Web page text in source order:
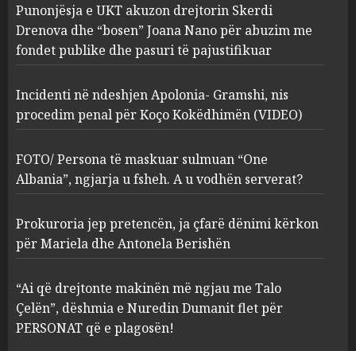
2
Apolonia- Gramshi, nis
procedim penal për Koço
Kokëdhimën (VIDEO)
MARCH 27, 2025
3
FOTO/ Persona të maskuar
sulmuan “One Albania”,
ngjarja u fsheh. A u vodhën
serverat?
MARCH 25, 2025
4
Prokuroria jep pretencën, ja
çfarë dënimi kërkon për
Berishën
MARCH 25, 2025
Punonjësja e UKT akuzon drejtorin Skerdi
Drenova dhe “bosen” Joana Nano për abuzim me
fondet publike dhe pasuri të pajustifikuar
Incidenti në ndeshjen Apolonia- Gramshi, nis
procedim penal për Koço Kokëdhimën (VIDEO)
FOTO/ Persona të maskuar sulmuan “One
Albania”, ngjarja u fsheh. A u vodhën serverat?
Prokuroria jep pretencën, ja çfarë dënimi kërkon
për Mariela dhe Antonela Berishën
“Ai që drejtonte makinën më ngjau me Talo
Çelën”, dëshmia e Nuredin Dumanit flet për
PERSONAT që e plagosën!